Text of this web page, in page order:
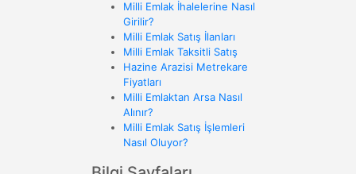
Milli Emlak İhalelerine Nasıl
Girilir?
Milli Emlak Satış İlanları
Milli Emlak Taksitli Satış
Hazine Arazisi Metrekare
Fiyatları
Milli Emlaktan Arsa Nasıl
Alınır?
Milli Emlak Satış İşlemleri
Nasıl Oluyor?